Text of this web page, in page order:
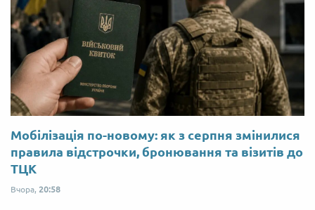
Мобілізація по-новому: як з серпня змінилися
правила відстрочки, бронювання та візитів до
ТЦК
Вчора, 20:58